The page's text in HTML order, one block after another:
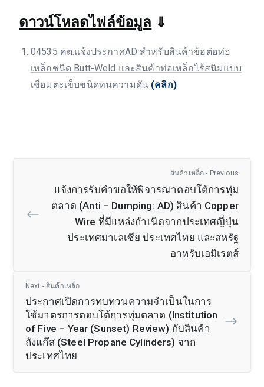
ดาวน์โหลดไฟล์ข้อมูล ⇓
04535 คต.แจ้งประกาศAD สำหรับสินค้าข้อต่อท่อ
เหล็กชนิด Butt-Weld และสินค้าท่อเหล็กไร้สนิมแบบ
เชื่อมตะเข็บชนิดทนความดัน (คลิก)
สินค้าเหล็ก - Previous
แจ้งการรับคำขอให้พิจารณาตอบโต้การทุ่ม
ตลาด (Anti – Dumping: AD) สินค้า Copper
Wire ที่มีแหล่งกำเนิดจากประเทศญี่ปุ่น
ประเทศมาเลเซีย ประเทศไทย และสหรัฐ
อาหรับเอมิเรตส์
Next - สินค้าเหล็ก
ประกาศเปิดการทบทวนความจำเป็นในการ
ใช้มาตรการตอบโต้การทุ่มตลาด (Institution
of Five – Year (Sunset) Review) กับสินค้า
ถังแก๊ส (Steel Propane Cylinders) จาก
ประเทศไทย